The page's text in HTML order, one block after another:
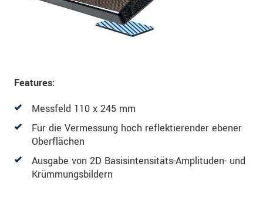
Features:
Messfeld 110 x 245 mm
Für die Vermessung hoch reflektierender ebener
Oberflächen
Ausgabe von 2D Basisintensitäts-Amplituden- und
Krümmungsbildern